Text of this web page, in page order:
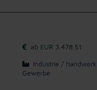
ab EUR 3.478,51
Industrie /
Gewerbe